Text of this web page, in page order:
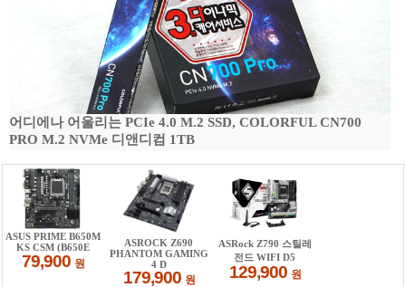
어디에나 어울리는 PCIe 4.0 M.2 SSD, COLORFUL CN700
PRO M.2 NVMe 디앤디컴 1TB